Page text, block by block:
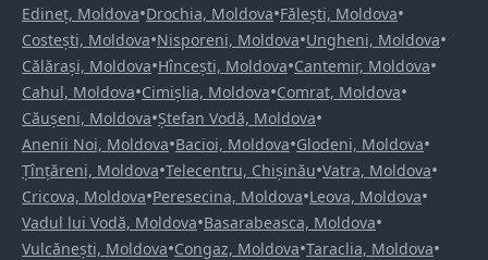
Edineț, Moldova•Drochia, Moldova•Fălești, Moldova•
Costești, Moldova•Nisporeni, Moldova•Ungheni, Moldova•
Călărași, Moldova•Hîncești, Moldova•Cantemir, Moldova•
Cahul, Moldova•Cimișlia, Moldova•Comrat, Moldova•
Căușeni, Moldova•Ștefan Vodă, Moldova•
Anenii Noi, Moldova•Bacioi, Moldova•Glodeni, Moldova•
Țînțăreni, Moldova•Telecentru, Chișinău•Vatra, Moldova•
Cricova, Moldova•Peresecina, Moldova•Leova, Moldova•
Vadul lui Vodă, Moldova•Basarabeasca, Moldova•
Vulcănești, Moldova•Congaz, Moldova•Taraclia, Moldova•